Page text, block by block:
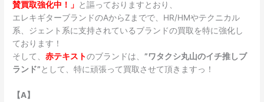
賛買取強化中！」 と謳っておりますとおり、
エレキギターブランドのAからZまでで、HR/HMやテクニカル
系、ジェント系に支持されているブランドの買取を特に強化し
ております！
そして、赤テキストのブランドは、”ワタクシ丸山のイチ推しブ
ランド”として、特に頑張って買取させて頂きますっ！
【A】